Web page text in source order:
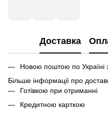
Доставка
Новою поштою по Україні
Більше інформації про
Готівкою при отриманні
Кредитною карткою